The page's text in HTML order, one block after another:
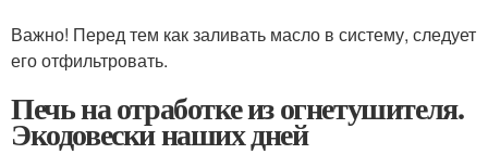
Важно! Перед тем как заливать масло в систему, следует
его отфильтровать.
Печь на отработке из огнетушителя.
Экодовески наших дней